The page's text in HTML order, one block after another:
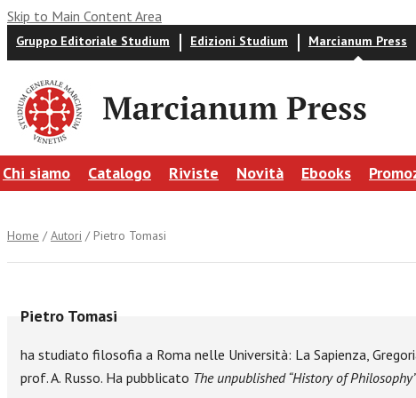
Skip to Main Content Area
Gruppo Editoriale Studium Edizioni Studium Marcianum Press
Chi siamo Catalogo Riviste Novità Ebooks
Home /Autori / Pietro Tomasi
Pietro Tomasi
ha studiato filosofia a Roma nelle Università: La Sapienza,
prof. A. Russo. Ha pubblicato The unpublished “History of